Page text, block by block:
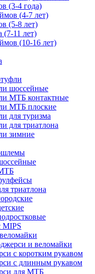
(3-4 года)
(4-7 лет)
(5-8 лет)
(7-11 лет)
(10-16 лет)
шоссейные
МТБ контактные
МТБ плоские
для туризма
для триатлона
зимние
триатлона
и веломайки
с коротким рукавом
с длинным рукавом
для МТБ